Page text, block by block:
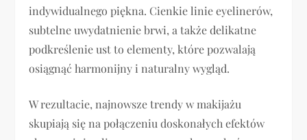
indywidualnego piękna. Cienkie linie eyelinerów,
subtelne uwydatnienie brwi, a także delikatne
podkreślenie ust to elementy, które pozwalają
osiągnąć harmonijny i naturalny wygląd.
W rezultacie, najnowsze trendy w makijażu
skupiają się na połączeniu doskonałych efektów